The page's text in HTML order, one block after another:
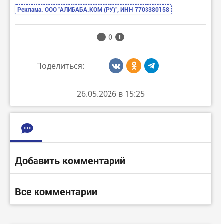
Реклама. ООО “АЛИБАБА.КОМ (РУ)”, ИНН 7703380158
0
Поделиться:
26.05.2026 в 15:25
Добавить комментарий
Все комментарии